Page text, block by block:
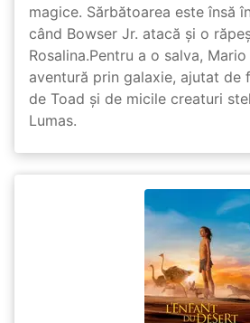
magice. Sărbătoarea este însă
când Bowser Jr. atacă și o
Rosalina.Pentru a o salva,
aventură prin galaxie, ajutat de
de Toad și de micile creaturi
Lumas.